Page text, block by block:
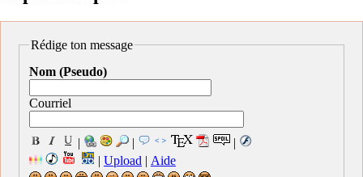
Rédige ton message
Nom (Pseudo)
Courriel
| |
|
| Upload | Aide